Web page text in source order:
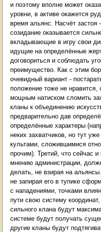
и поэтому вполне может
уровни, в активе окажется
время альянс. Насчёт застоя
созидание оказывается
вкладывающие в игру свои
идущие на определённые
договориться и соблюдать
преимущество. Как с этим
очевидный вариант -
положение тоже не
мощным натиском сломить
кланы к объединению
предварительно дав
определённые характеры
неких захватчиков, но тут
культами, сложившимися
прочим). Третий, что сейчас
мнению администрации,
делать, не взирая на
не запирая его в тупике
с нападениями, точками
пути свою систему
сильного клана будут
системе будут получать
другие кланы будут